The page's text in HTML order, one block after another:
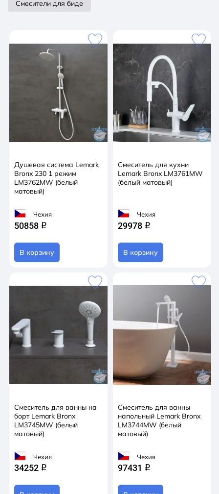
Смесители для биде
Душевая система Lemark
Bronx 230 1 режим
LM3762MW (белый
матовый)
Чехия
50858 q
В корзину
Смеситель для кухни
Lemark Bronx LM3761MW
(белый матовый)
Чехия
29978 q
В корзину
Смеситель для ванны на
борт Lemark Bronx
LM3745MW (белый
матовый)
Чехия
34252 q
Смеситель для ванны
напольный Lemark Bronx
LM3744MW (белый
матовый)
Чехия
97431 q